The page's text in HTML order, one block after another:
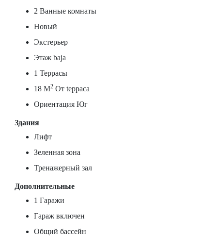
2 Ванные комнаты
Новый
Экстерьер
Этаж baja
1 Террасы
18 M2 От tерраса
Ориентация Юг
Здания
Лифт
Зеленная зона
Тренажерный зал
Дополнительные
1 Гаражи
Гараж включен
Общий бассейн